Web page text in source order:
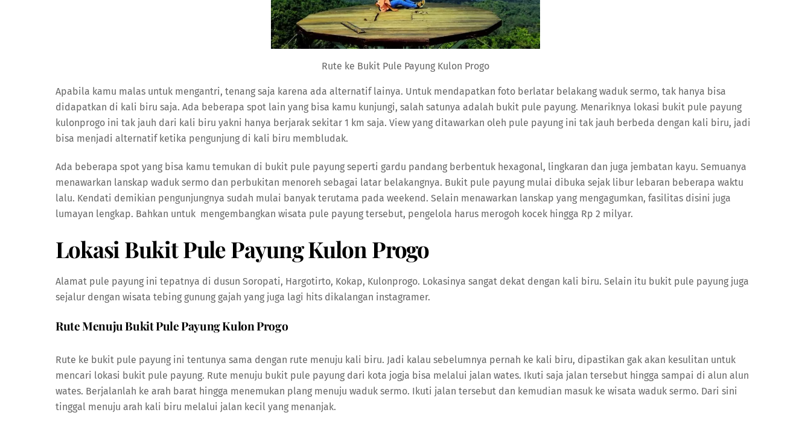
Rute ke Bukit Pule Payung Kulon Progo
Apabila kamu malas untuk mengantri, tenang saja karena ada alternatif lainya. Untuk mendapatkan foto berlatar belakang waduk sermo, tak hanya bisa
didapatkan di kali biru saja. Ada beberapa spot lain yang bisa kamu kunjungi, salah satunya adalah bukit pule payung. Menariknya lokasi bukit pule payung
kulonprogo ini tak jauh dari kali biru yakni hanya berjarak sekitar 1 km saja. View yang ditawarkan oleh pule payung ini tak jauh berbeda dengan kali biru, jadi
bisa menjadi alternatif ketika pengunjung di kali biru membludak.
Ada beberapa spot yang bisa kamu temukan di bukit pule payung seperti gardu pandang berbentuk hexagonal, lingkaran dan juga jembatan kayu. Semuanya
menawarkan lanskap waduk sermo dan perbukitan menoreh sebagai latar belakangnya. Bukit pule payung mulai dibuka sejak libur lebaran beberapa waktu
lalu. Kendati demikian pengunjungnya sudah mulai banyak terutama pada weekend. Selain menawarkan lanskap yang mengagumkan, fasilitas disini juga
lumayan lengkap. Bahkan untuk mengembangkan wisata pule payung tersebut, pengelola harus merogoh kocek hingga Rp 2 milyar.
Lokasi Bukit Pule Payung Kulon Progo
Alamat pule payung ini tepatnya di dusun Soropati, Hargotirto, Kokap, Kulonprogo. Lokasinya sangat dekat dengan kali biru. Selain itu bukit pule payung juga
sejalur dengan wisata tebing gunung gajah yang juga lagi hits dikalangan instagramer.
Rute Menuju Bukit Pule Payung Kulon Progo
Rute ke bukit pule payung ini tentunya sama dengan rute menuju kali biru. Jadi kalau sebelumnya pernah ke kali biru, dipastikan gak akan kesulitan untuk
mencari lokasi bukit pule payung. Rute menuju bukit pule payung dari kota jogja bisa melalui jalan wates. Ikuti saja jalan tersebut hingga sampai di alun alun
wates. Berjalanlah ke arah barat hingga menemukan plang menuju waduk sermo. Ikuti jalan tersebut dan kemudian masuk ke wisata waduk sermo. Dari sini
tinggal menuju arah kali biru melalui jalan kecil yang menanjak.